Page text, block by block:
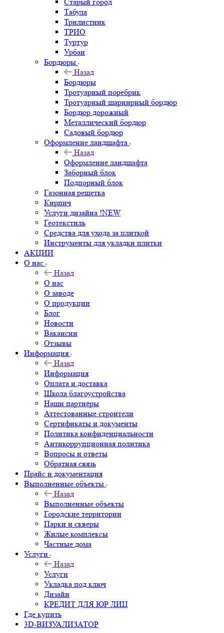
Табула
Трилистник
ТРИО
Туртур
Урбан
Бордюры
Назад
Бордюры
Тротуарный поребрик
Тротуарный шарнирный бордюр
Бордюр дорожный
Металлический бордюр
Садовый бордюр
Оформление ландшафта
Назад
Оформление ландшафта
Заборный блок
Подпорный блок
Газонная решетка
Кирпич
Услуги дизайна !NEW
Геотекстиль
Средства для ухода за плиткой
Инструменты для укладки плитки
АКЦИИ
О нас
Назад
О нас
О заводе
О продукции
Блог
Новости
Вакансии
Отзывы
Информация
Назад
Информация
Оплата и доставка
Школа благоустройства
Наши партнёры
Аттестованные строители
Сертификаты и документы
Политика конфиденциальности
Антикоррупционная политика
Вопросы и ответы
Обратная связь
Прайс и документация
Выполненные объекты
Назад
Выполненные объекты
Городские территории
Парки и скверы
Жилые комплексы
Частные дома
Услуги
Назад
Услуги
Укладка под ключ
Дизайн
КРЕДИТ ДЛЯ ЮР ЛИЦ
Где купить
3D-ВИЗУАЛИЗАТОР